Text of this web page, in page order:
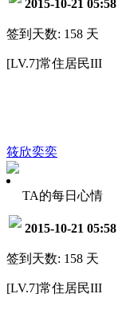
2015-10-21 05:58
签到天数: 158 天
[LV.7]常住居民III
筱欣奕奕
TA的每日心情
2015-10-21 05:58
签到天数: 158 天
[LV.7]常住居民III